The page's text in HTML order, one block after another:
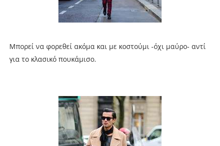
Μπορεί να φορεθεί ακόμα και με κοστούμι -όχι μαύρο- αντί
για το κλασικό πουκάμισο.